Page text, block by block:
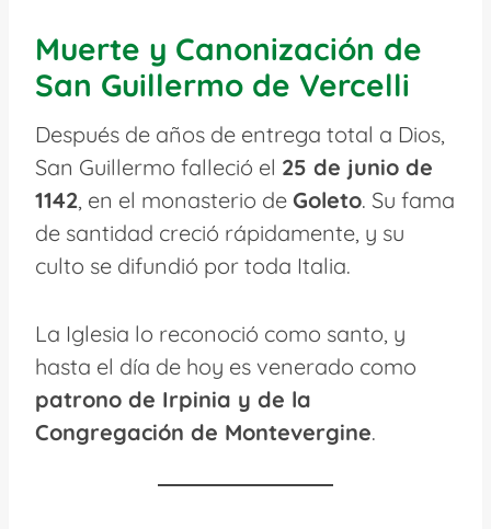
Muerte y Canonización de
San Guillermo de Vercelli
Después de años de entrega total a Dios,
San Guillermo falleció el 25 de junio de
1142, en el monasterio de Goleto. Su fama
de santidad creció rápidamente, y su
culto se difundió por toda Italia.
La Iglesia lo reconoció como santo, y
hasta el día de hoy es venerado como
patrono de Irpinia y de la
Congregación de Montevergine.